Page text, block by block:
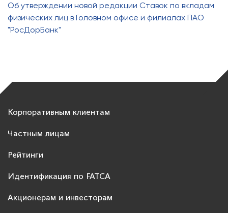
Об утверждении новой редакции Ставок по вкладам
физических лиц в Головном офисе и филиалах ПАО
"РосДорБанк"
Корпоративным клиентам
Частным лицам
Рейтинги
Идентификация по FATCA
Акционерам и инвесторам